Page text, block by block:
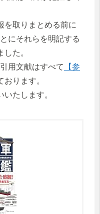
を取りまとめる前に
にそれらを明記する
た。
用文献はすべて
【参
おります。
たします。